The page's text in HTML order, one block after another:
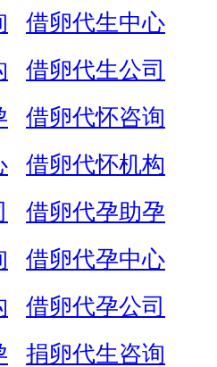
借卵代生中心
借卵代生公司
借卵代怀咨询
借卵代怀机构
借卵代孕助孕
借卵代孕中心
借卵代孕公司
捐卵代生咨询